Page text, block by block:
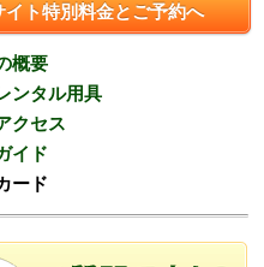
イト特別料金とご予約へ
概要
ンタル用具
クセス
イド
ード